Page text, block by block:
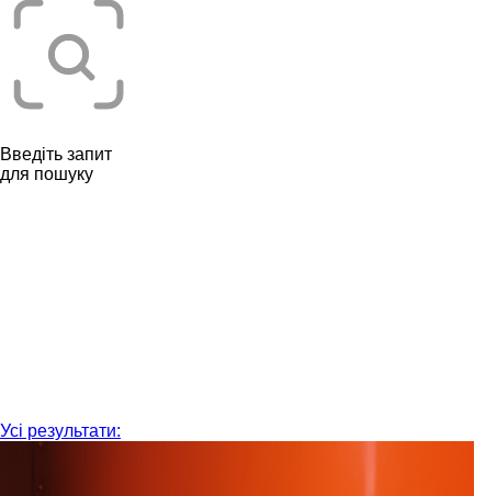
Введіть запит
для пошуку
Усі результати: